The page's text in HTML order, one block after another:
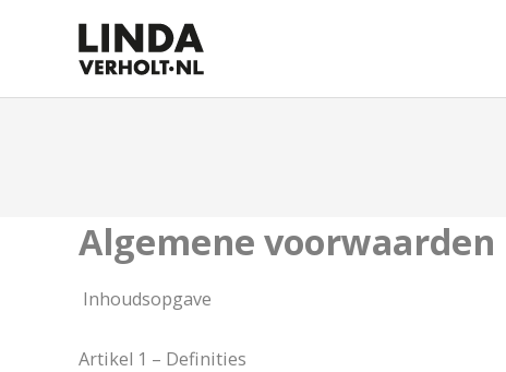
Algemene voorwaarden
Inhoudsopgave
Artikel 1 – Definities